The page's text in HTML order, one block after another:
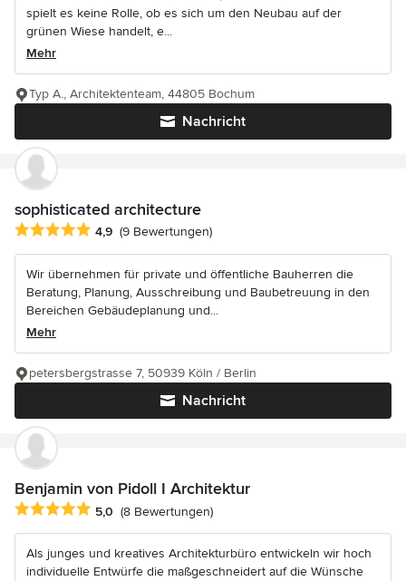
spielt es keine Rolle, ob es sich um den Neubau auf der
grünen Wiese handelt, e...
Mehr
Nachricht
Typ A., Architektenteam, 44805 Bochum
sophisticated architecture
Durchschnittliche Bewertung: 4.9 von 5 Sternen
4,9 (9 Bewertungen)
Wir übernehmen für private und öffentliche Bauherren die
Beratung, Planung, Ausschreibung und Baubetreuung in den
Bereichen Gebäudeplanung und...
Mehr
Nachricht
petersbergstrasse 7, 50939 Köln / Berlin
Benjamin von Pidoll I Architektur
Durchschnittliche Bewertung: 5 von 5 Sternen
5,0 (8 Bewertungen)
Als junges und kreatives Architekturbüro entwickeln wir hoch
individuelle Entwürfe die maßgeschneidert auf die Wünsche